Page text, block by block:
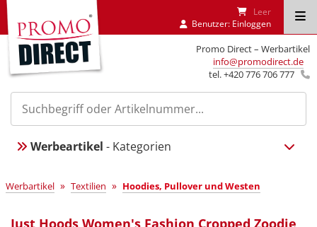
Promo Direct – Werbartikel
info@promodirect.de
tel. +420 776 706 777
Leer
Benutzer: Einloggen
Werbeartikel - Kategorien
Werbartikel » Textilien » Hoodies, Pullover und Westen
Just Hoods Women's Fashion Cropped Zoodie